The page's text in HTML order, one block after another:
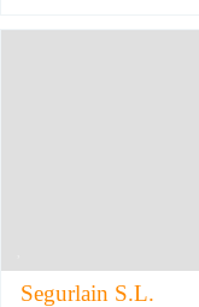
Segurlain S.L.